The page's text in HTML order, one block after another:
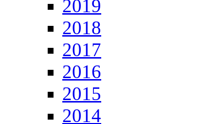
2019
2018
2017
2016
2015
2014